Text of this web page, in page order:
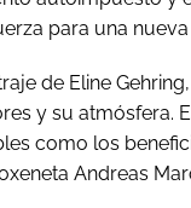
para una
de Eline
y su atmósfera.
como los
Andreas